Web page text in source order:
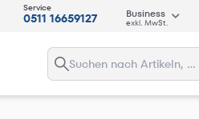
Service
0511 16659127 Business
exkl. MwSt.